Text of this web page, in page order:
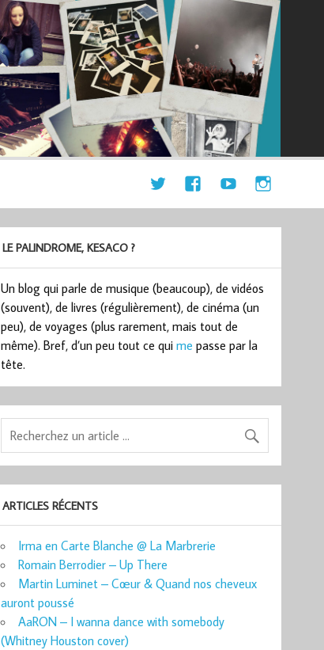
LE PALINDROME, KESACO ?
Un blog qui parle de musique (beaucoup), de vidéos
(souvent), de livres (régulièrement), de cinéma (un
peu), de voyages (plus rarement, mais tout de
même). Bref, d’un peu tout ce quime passe par la
tête.
ARTICLES RÉCENTS
Irma en Carte Blanche @ La Marbrerie
Romain Berrodier – Up There
Martin Luminet – Cœur & Quand nos cheveux
auront poussé
AaRON – I wanna dance with somebody
(Whitney Houston cover)